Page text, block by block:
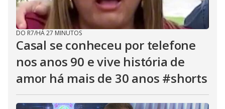
DO R7/HÁ 27 MINUTOS
Casal se conheceu por telefone
nos anos 90 e vive história de
amor há mais de 30 anos #shorts